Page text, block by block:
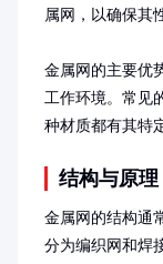
属网，以确保其
金属网的主要优
工作环境。常见
种材质都有其特
结构与原理
金属网的结构通
分为编织网和焊